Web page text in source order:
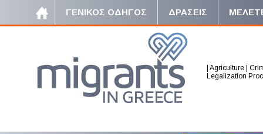
ΓΕΝΙΚΟΣ ΟΔΗΓΟΣ ΔΡΑΣΕΙΣ
Agriculture
Legalization